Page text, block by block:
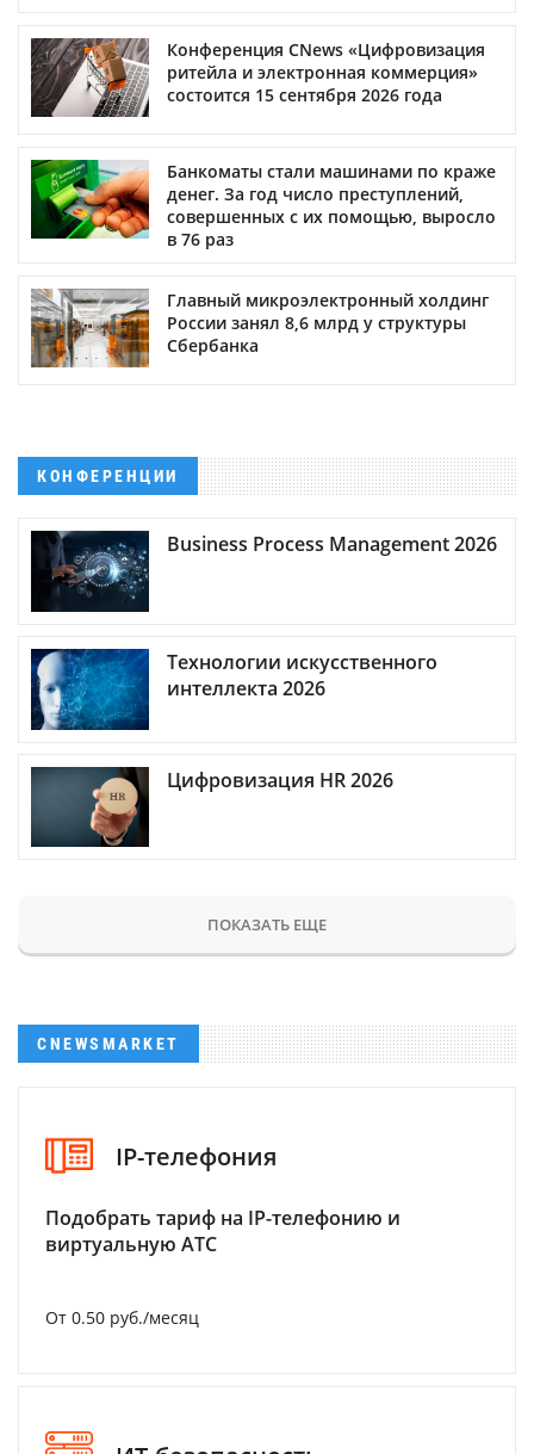
Конференция CNews «Цифровизация
ритейла и электронная коммерция»
состоится 15 сентября 2026 года
Банкоматы стали машинами по краже
денег. За год число преступлений,
совершенных с их помощью, выросло
в 76 раз
Главный микроэлектронный холдинг
России занял 8,6 млрд у структуры
Сбербанка
КОНФЕРЕНЦИИ
Business Process Management 2026
Технологии искусственного
интеллекта 2026
Цифровизация HR 2026
ПОКАЗАТЬ ЕЩЕ
CNEWSMARKET
IP-телефония
Подобрать тариф на IP-телефонию и
виртуальную АТС
От 0.50 руб./месяц